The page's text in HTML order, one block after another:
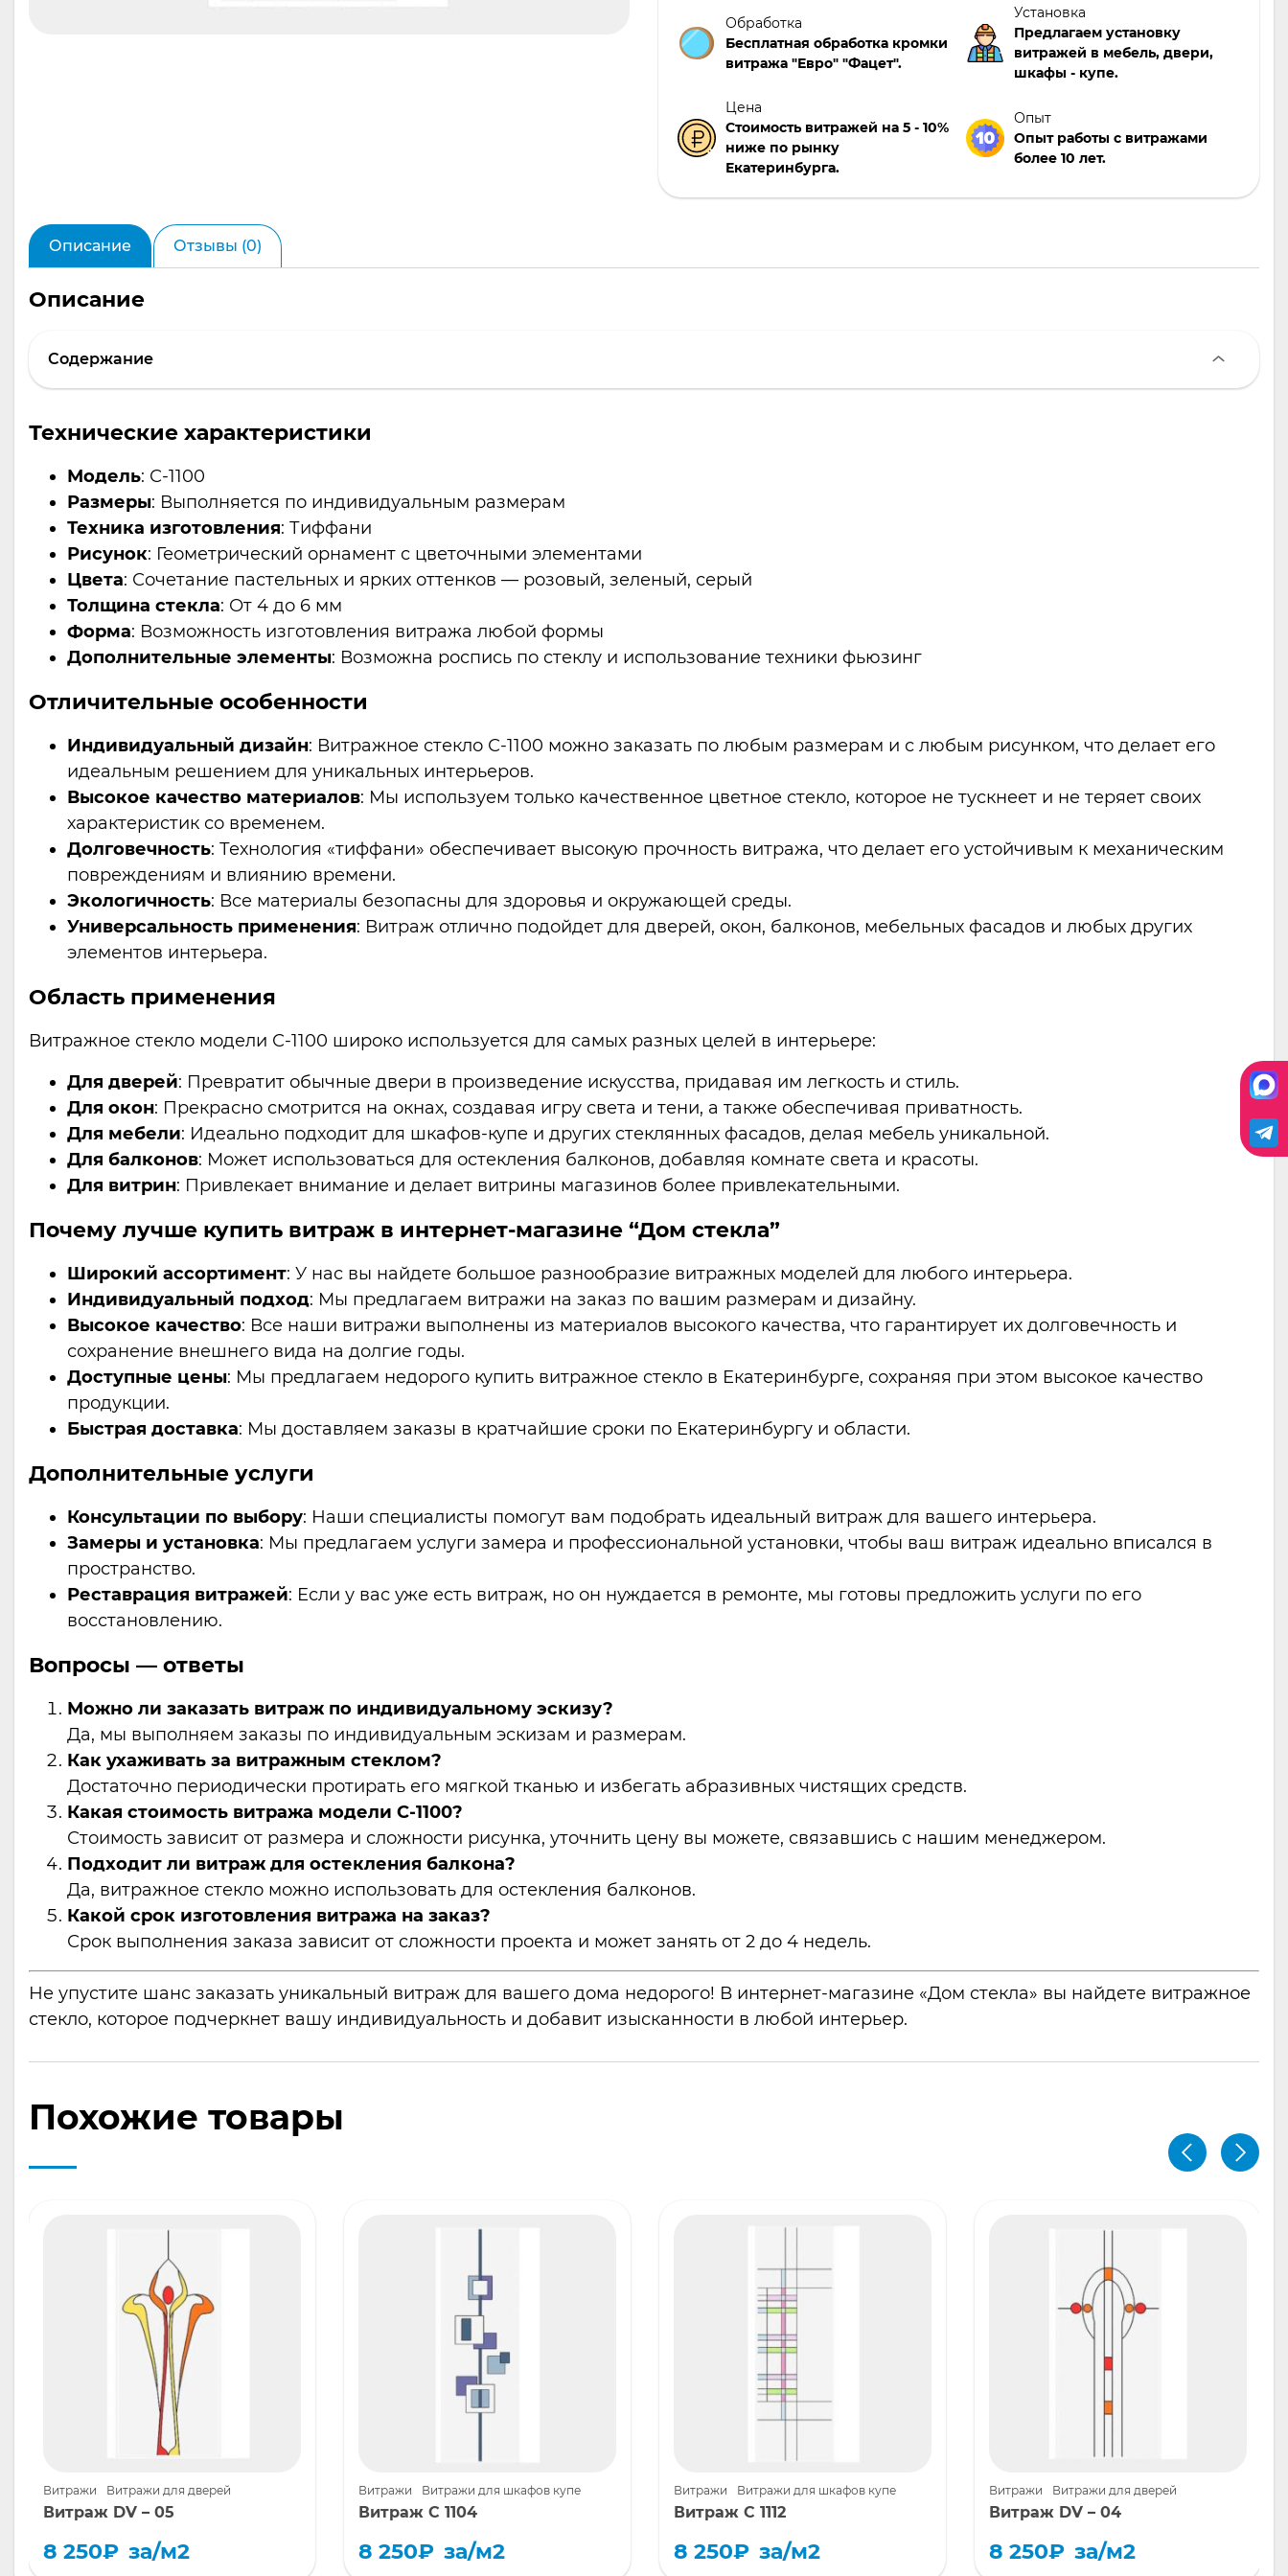
Обработка
Бесплатная обработка кромки
витража "Евро" "Фацет".
Установка
Предлагаем установку
витражей в мебель, двери,
шкафы - купе.
Цена
Стоимость витражей на 5 - 10%
ниже по рынку
Екатеринбурга.
Опыт
Опыт работы с витражами
более 10 лет.
Описание Отзывы (0)
Описание
Содержание
Технические характеристики
Модель: С-1100
Размеры: Выполняется по индивидуальным размерам
Техника изготовления: Тиффани
Рисунок: Геометрический орнамент с цветочными элементами
Цвета: Сочетание пастельных и ярких оттенков — розовый, зеленый, серый
Толщина стекла: От 4 до 6 мм
Форма: Возможность изготовления витража любой формы
Дополнительные элементы: Возможна роспись по стеклу и использование техники фьюзинг
Отличительные особенности
Индивидуальный дизайн: Витражное стекло С-1100 можно заказать по любым размерам и с любым рисунком, что делает его
идеальным решением для уникальных интерьеров.
Высокое качество материалов: Мы используем только качественное цветное стекло, которое не тускнеет и не теряет своих
характеристик со временем.
Долговечность: Технология «тиффани» обеспечивает высокую прочность витража, что делает его устойчивым к механическим
повреждениям и влиянию времени.
Экологичность: Все материалы безопасны для здоровья и окружающей среды.
Универсальность применения: Витраж отлично подойдет для дверей, окон, балконов, мебельных фасадов и любых других
элементов интерьера.
Область применения
Витражное стекло модели С-1100 широко используется для самых разных целей в интерьере:
Для дверей: Превратит обычные двери в произведение искусства, придавая им легкость и стиль.
Для окон: Прекрасно смотрится на окнах, создавая игру света и тени, а также обеспечивая приватность.
Для мебели: Идеально подходит для шкафов-купе и других стеклянных фасадов, делая мебель уникальной.
Для балконов: Может использоваться для остекления балконов, добавляя комнате света и красоты.
Для витрин: Привлекает внимание и делает витрины магазинов более привлекательными.
Почему лучше купить витраж в интернет-магазине “Дом стекла”
Широкий ассортимент: У нас вы найдете большое разнообразие витражных моделей для любого интерьера.
Индивидуальный подход: Мы предлагаем витражи на заказ по вашим размерам и дизайну.
Высокое качество: Все наши витражи выполнены из материалов высокого качества, что гарантирует их долговечность и
сохранение внешнего вида на долгие годы.
Доступные цены: Мы предлагаем недорого купить витражное стекло в Екатеринбурге, сохраняя при этом высокое качество
продукции.
Быстрая доставка: Мы доставляем заказы в кратчайшие сроки по Екатеринбургу и области.
Дополнительные услуги
Консультации по выбору: Наши специалисты помогут вам подобрать идеальный витраж для вашего интерьера.
Замеры и установка: Мы предлагаем услуги замера и профессиональной установки, чтобы ваш витраж идеально вписался в
пространство.
Реставрация витражей: Если у вас уже есть витраж, но он нуждается в ремонте, мы готовы предложить услуги по его
восстановлению.
Вопросы — ответы
Можно ли заказать витраж по индивидуальному эскизу?
Да, мы выполняем заказы по индивидуальным эскизам и размерам.
Как ухаживать за витражным стеклом?
Достаточно периодически протирать его мягкой тканью и избегать абразивных чистящих средств.
Какая стоимость витража модели С-1100?
Стоимость зависит от размера и сложности рисунка, уточнить цену вы можете, связавшись с нашим менеджером.
Подходит ли витраж для остекления балкона?
Да, витражное стекло можно использовать для остекления балконов.
Какой срок изготовления витража на заказ?
Срок выполнения заказа зависит от сложности проекта и может занять от 2 до 4 недель.
Не упустите шанс заказать уникальный витраж для вашего дома недорого! В интернет-магазине «Дом стекла» вы найдете витражное
стекло, которое подчеркнет вашу индивидуальность и добавит изысканности в любой интерьер.
Похожие товары
Витражи Витражи для дверей
Витраж DV – 05
8 250₽ за/м2
Витражи Витражи для шкафов купе
Витраж С 1104
8 250₽ за/м2
Витражи Витражи для шкафов купе
Витраж С 1112
8 250₽ за/м2
Витражи Витражи для дверей
Витраж DV – 04
8 250₽ за/м2